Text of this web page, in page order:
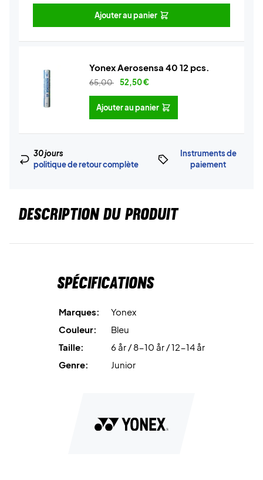
Ajouter au panier
Yonex Aerosensa 40 12 pcs.
65,00 52,50€
Ajouter au panier
30 jours
politique de retour complète
Instruments de
paiement
DESCRIPTION DU PRODUIT
Spécifications
Marques:
Yonex
Couleur:
Bleu
Taille:
6 år / 8-10 år / 12-14 år
Genre:
Junior